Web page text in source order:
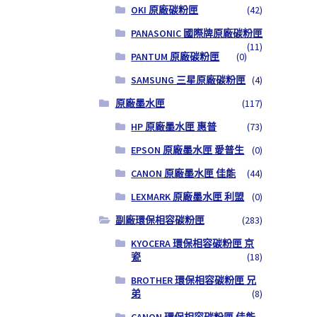
OKI 原廠碳粉匣
(42)
PANASONIC 國際牌原廠碳粉匣
(11)
PANTUM 原廠碳粉匣
(0)
SAMSUNG 三星原廠碳粉匣 (4)
原廠墨水匣
(117)
HP 原廠墨水匣 惠普
(73)
EPSON 原廠墨水匣 愛普生
(0)
CANON 原廠墨水匣 佳能
(44)
LEXMARK 原廠墨水匣 利盟
(0)
副廠環保相容碳粉匣
(283)
KYOCERA 環保相容碳粉匣 京
瓷
(18)
BROTHER 環保相容碳粉匣 兄
弟
(8)